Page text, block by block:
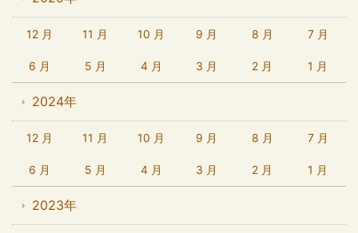
12 月 11 月 10 月 9 月 8 月 7 月
6 月 5 月 4 月 3 月 2 月 1 月
2024年
12 月 11 月 10 月 9 月 8 月 7 月
6 月 5 月 4 月 3 月 2 月 1 月
2023年